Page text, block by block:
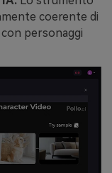
coerente di
con personaggi